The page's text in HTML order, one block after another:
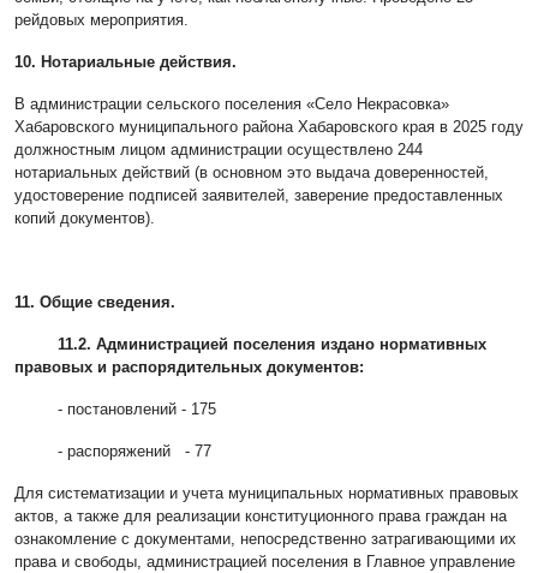
рейдовых мероприятия.
10. Нотариальные действия.
В администрации сельского поселения «Село Некрасовка»
Хабаровского муниципального района Хабаровского края в 2025 году
должностным лицом администрации осуществлено 244
нотариальных действий (в основном это выдача доверенностей,
удостоверение подписей заявителей, заверение предоставленных
копий документов).
11. Общие сведения.
11.2. Администрацией поселения издано нормативных
правовых и распорядительных документов:
- постановлений - 175
- распоряжений - 77
Для систематизации и учета муниципальных нормативных правовых
актов, а также для реализации конституционного права граждан на
ознакомление с документами, непосредственно затрагивающими их
права и свободы, администрацией поселения в Главное управление